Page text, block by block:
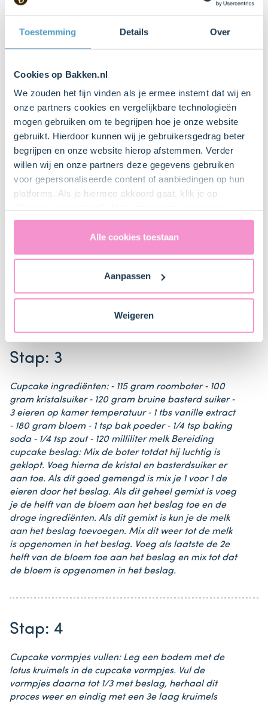
Toestemming Details Over
Cookies op Bakken.nl
We zouden het fijn vinden als je ermee instemt dat wij en
onze partners cookies en vergelijkbare technologieën
mogen gebruiken om te begrijpen hoe je onze website
gebruikt. Hierdoor kunnen wij je gebruikersgedrag beter
begrijpen en onze website hierop afstemmen. Verder
willen wij en onze partners deze gegevens gebruiken
voor gepersonaliseerde content of aanbiedingen op hun
platforms. Als je hiermee akkoord gaat, klik je op
uitdrukkelijk een eventuele gegevensoverdracht naar de
Verenigde Staten in de zin van artikel 49 AVG. Raadpleeg
ons
naar technology providers en partners in de Verenigde
Staten. Je kunt op elk moment van gedachten
Alle cookies toestaan
Aanpassen
Weigeren
Stap: 1
Plaats het rooster in het bidden van de oven en
verwarm deze op 170 graden Celsius (hete lucht
oven)
Stap: 2
Lotus kruimel ingrediënten: ⁃ 140 gram lotus koek
kruimels ⁃ 60 gram bruine basterdsuiker ⁃ 1 tsp
kaneel ⁃ 60 gram gesmolten boter Bereiding
kruimels: Doe de kruimels in een grote kom. Heb je
geen voorgekochte kruimels, verpulver dan lotus
te zijn maar wel wat grover mag blijven. Voeg
hieraan de suiker kaneel en gesmolten boter toe. Mix
als grote klompjes
Stap: 3
Cupcake ingrediënten: ⁃ 115 gram roomboter ⁃ 100
gram kristalsuiker ⁃ 120 gram bruine basterd suiker ⁃
3 eieren op kamer temperatuur ⁃ 1 tbs vanille extract
⁃ 180 gram bloem ⁃ 1 tsp bak poeder ⁃ 1/4 tsp baking
soda ⁃ 1/4 tsp zout ⁃ 120 milliliter melk Bereiding
cupcake beslag: Mix de boter totdat hij luchtig is
geklopt. Voeg hierna de kristal en basterdsuiker er
aan toe. Als dit goed gemengd is mix je 1 voor 1 de
eieren door het beslag. Als dit geheel gemixt is voeg
je de helft van de bloem aan het beslag toe en de
droge ingrediënten. Als dit gemixt is kun je de melk
aan het beslag toevoegen. Mix dit weer tot de melk
is opgenomen in het beslag. Voeg als laatste de 2e
helft van de bloem toe aan het beslag en mix tot dat
de bloem is opgenomen in het beslag.
Stap: 4
Cupcake vormpjes vullen: Leg een bodem met de
lotus kruimels in de cupcake vormpjes. Vul de
vormpjes daarna tot 1/3 met beslag, herhaal dit
proces weer en eindig met een 3e laag kruimels